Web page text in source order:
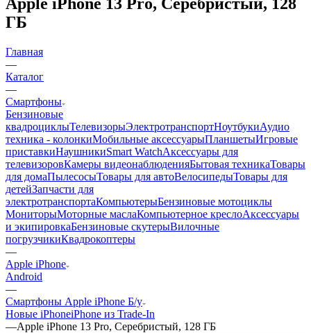
ГБ
Главная
—
Каталог
—
Смартфоны
Бензиновые
квадроциклыТелевизорыЭлектротранспортНоутбукиАудио
техника - колонкиМобильные аксессуарыПланшетыИгровые
приставкиНаушникиSmart WatchАксессуары для
телевизоровКамеры видеонаблюденияБытовая техникаТовары
для домаПылесосыТовары для автоВелосипедыТовары для
детейЗапчасти для
электротранспортаКомпьютерыБензиновые мотоциклы
МониторыМоторные маслаКомпьютерное креслоАксессуары
и экипировкаБензиновые скутерыВилочные
погрузчикиКвадрокоптеры
—
Apple iPhone
Android
—
Смартфоны Apple iPhone Б/у
Новые iPhoneiPhone из Trade-In
—Apple iPhone 13 Pro, Серебристый, 128 ГБ